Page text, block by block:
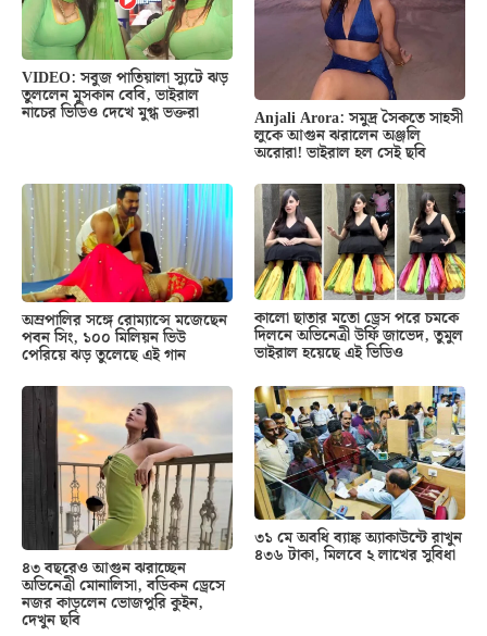
VIDEO: সবুজ পাতিয়ালা স্যুটে ঝড়
তুললেন মুসকান বেবি, ভাইরাল
নাচের ভিডিও দেখে মুগ্ধ ভক্তরা Anjali Arora: সমুদ্র সৈকতে সাহসী
লুকে আগুন ঝরালেন অঞ্জলি
অরোরা! ভাইরাল হল সেই ছবি
অম্রপালির সঙ্গে রোম্যান্সে মজেছেন
পবন সিং, ১০০ মিলিয়ন ভিউ
পেরিয়ে ঝড় তুলেছে এই গান
কালো ছাতার মতো ড্রেস পরে চমকে
দিলনে অভিনেত্রী উর্ফি জাভেদ, তুমুল
ভাইরাল হয়েছে এই ভিডিও
৪৩ বছরেও আগুন ঝরাচ্ছেন
অভিনেত্রী মোনালিসা, বডিকন ড্রেসে
নজর কাড়লেন ভোজপুরি কুইন,
দেখুন ছবি
৩১ মে অবধি ব্যাঙ্ক অ্যাকাউন্টে রাখুন
৪৩৬ টাকা, মিলবে ২ লাখের সুবিধা